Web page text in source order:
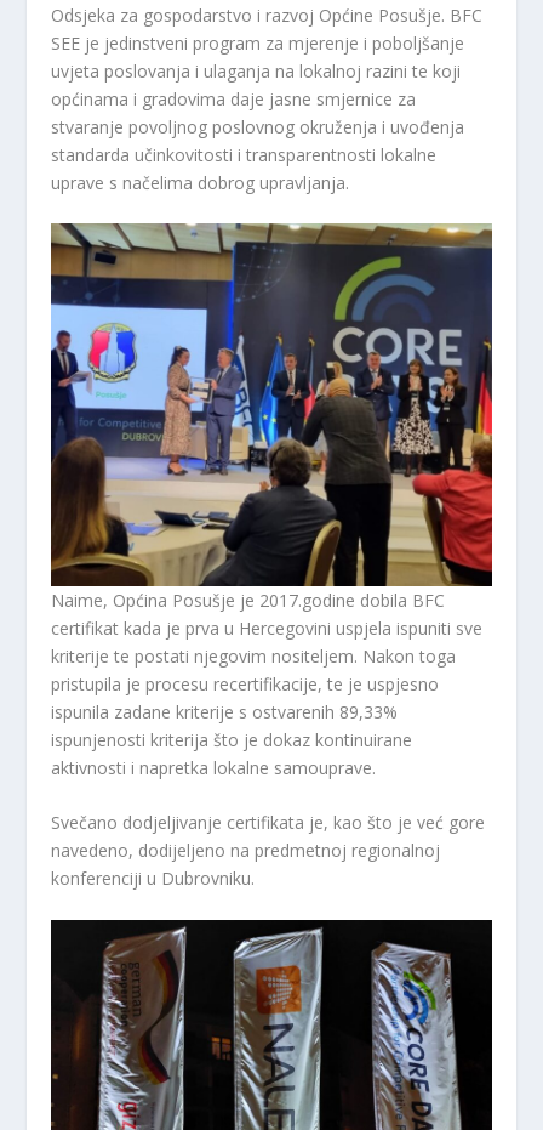
Odsjeka za gospodarstvo i razvoj Općine Posušje. BFC
SEE je jedinstveni program za mjerenje i poboljšanje
uvjeta poslovanja i ulaganja na lokalnoj razini te koji
općinama i gradovima daje jasne smjernice za
stvaranje povoljnog poslovnog okruženja i uvođenja
standarda učinkovitosti i transparentnosti lokalne
uprave s načelima dobrog upravljanja.
Naime, Općina Posušje je 2017.godine dobila BFC
certifikat kada je prva u Hercegovini uspjela ispuniti sve
kriterije te postati njegovim nositeljem. Nakon toga
pristupila je procesu recertifikacije, te je uspjesno
ispunila zadane kriterije s ostvarenih 89,33%
ispunjenosti kriterija što je dokaz kontinuirane
aktivnosti i napretka lokalne samouprave.
Svečano dodjeljivanje certifikata je, kao što je već gore
navedeno, dodijeljeno na predmetnoj regionalnoj
konferenciji u Dubrovniku.